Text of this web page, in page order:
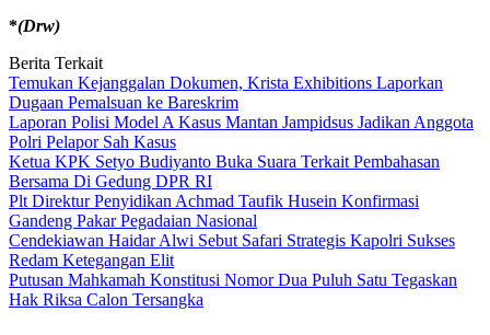
*(Drw)
Berita Terkait
Temukan Kejanggalan Dokumen, Krista Exhibitions Laporkan
Dugaan Pemalsuan ke Bareskrim
Laporan Polisi Model A Kasus Mantan Jampidsus Jadikan Anggota
Polri Pelapor Sah Kasus
Ketua KPK Setyo Budiyanto Buka Suara Terkait Pembahasan
Bersama Di Gedung DPR RI
Plt Direktur Penyidikan Achmad Taufik Husein Konfirmasi
Gandeng Pakar Pegadaian Nasional
Cendekiawan Haidar Alwi Sebut Safari Strategis Kapolri Sukses
Redam Ketegangan Elit
Putusan Mahkamah Konstitusi Nomor Dua Puluh Satu Tegaskan
Hak Riksa Calon Tersangka